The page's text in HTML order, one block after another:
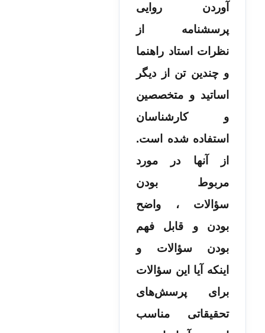
آوردن روایی
پرسشنامه از
نظرات استاد راهنما
و چندین تن از دیگر
اساتید و متخصصین
و کارشناسان
استفاده شده است.
از آنها در مورد
مربوط بودن
سؤالات ، واضح
بودن و قابل فهم
بودن سؤالات و
اینکه آیا این سؤالات
برای پرسش‌های
تحقیقاتی مناسب